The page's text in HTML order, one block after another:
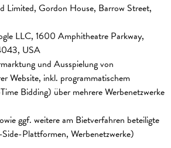
Limited, Gordon House, Barrow Street,
LLC, 1600 Amphitheatre Parkway,
USA
und Ausspielung von
Website, inkl. programmatischem
Bidding) über mehrere Werbenetzwerke
ggf. weitere am Bietverfahren beteiligte
Plattformen, Werbenetzwerke)